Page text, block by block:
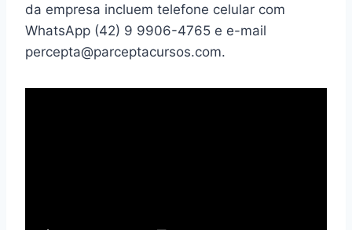
da empresa incluem telefone celular com
WhatsApp (42) 9 9906-4765 e e-mail
percepta@parceptacursos.com.